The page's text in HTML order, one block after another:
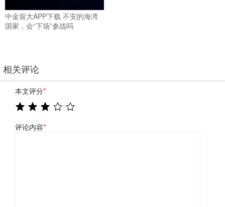
中金宸大APP下载 不安的海湾
国家，会“下场”参战吗
相关评论
本文评分*
评论内容*